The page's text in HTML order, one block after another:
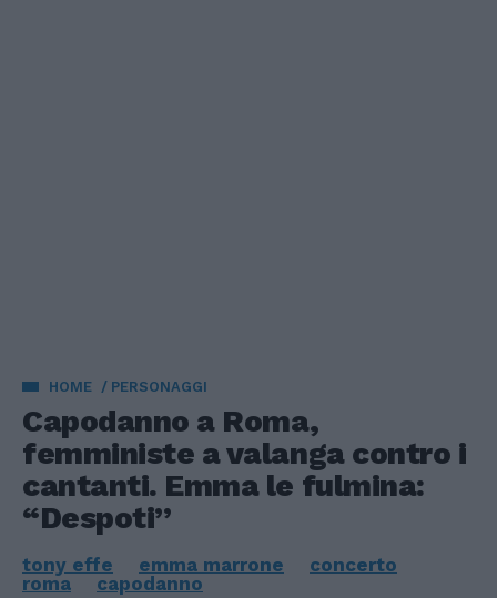
HOME PERSONAGGI
Capodanno a Roma,
femministe a valanga contro i
cantanti. Emma le fulmina:
“Despoti”
tony effe emma marrone
concerto
roma
capodanno